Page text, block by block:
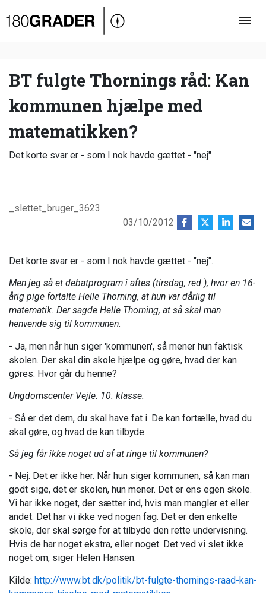
Oversigt
Debat
Video
Podcast
BT fulgte Thornings råd: Kan
kommunen hjælpe med
matematikken?
Det korte svar er - som I nok havde gættet - "nej"
_slettet_bruger_3623
03/10/2012
Det korte svar er - som I nok havde gættet - "nej".
Men jeg så et debatprogram i aftes (tirsdag, red.), hvor en 16-
årig pige fortalte Helle Thorning, at hun var dårlig til
matematik. Der sagde Helle Thorning, at så skal man
henvende sig til kommunen.
- Ja, men når hun siger 'kommunen', så mener hun faktisk
skolen. Der skal din skole hjælpe og gøre, hvad der kan
gøres. Hvor går du henne?
Ungdomscenter Vejle. 10. klasse.
- Så er det dem, du skal have fat i. De kan fortælle, hvad du
skal gøre, og hvad de kan tilbyde.
Så jeg får ikke noget ud af at ringe til kommunen?
- Nej. Det er ikke her. Når hun siger kommunen, så kan man
godt sige, det er skolen, hun mener. Det er ens egen skole.
Vi har ikke noget, der sætter ind, hvis man mangler et eller
andet. Det har vi ikke ved nogen fag. Det er den enkelte
skole, der skal sørge for at tilbyde den rette undervisning.
Hvis de har noget ekstra, eller noget. Det ved vi slet ikke
noget om, siger Helen Hansen.
Kilde: http://www.bt.dk/politik/bt-fulgte-thornings-raad-kan-